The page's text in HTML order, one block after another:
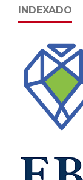
INDEXADO